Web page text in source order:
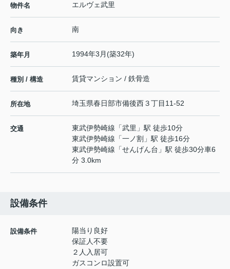
物件名 エルヴェ武里
向き 南
築年月 1994年3月(築32年)
種別 / 構造 賃貸マンション / 鉄骨造
所在地 埼玉県春日部市備後西３丁目11-52
交通 東武伊勢崎線 「武里 」駅 徒歩10分
東武伊勢崎線 「一ノ割 」駅 徒歩16分
東武伊勢崎線 「せんげん台 」駅 徒歩30分車6
分 3.0km
設備条件
設備条件
陽当り良好
保証人不要
２人入居可
ガスコンロ設置可